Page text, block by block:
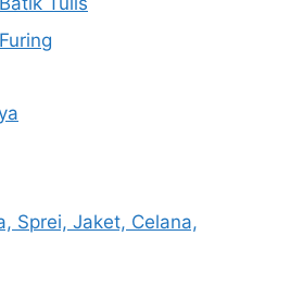
Sprei, Jaket, Celana,